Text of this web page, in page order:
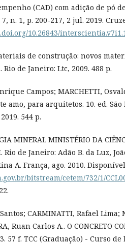
(CAD) com adição de pó
n. 1, p. 200-217, 2 jul. 2019.
10.26843/
de construção: novos
de Janeiro: Ltc, 2009. 488 p.
Campos; MARCHETTI,
amo, para arquitetos. 10. ed. São
544 p.
MINERAL MINISTÉRIO DA
Rio de Janeiro: Adão B. da Luz,
A. França, ago. 2010.
bitstream/cetem/732/1/
CARMINATTI, Rafael Lima;
Ruan Carlos A.. O CONCRETO
57 f. TCC (Graduação) - Curso